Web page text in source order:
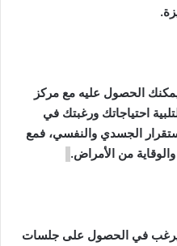
الحصول عليه مع مركز
احتياجاتك ورغبتك في
الجسدي والنفسي، فمع
من الأمراض.
يرغب في الحصول على جلسات